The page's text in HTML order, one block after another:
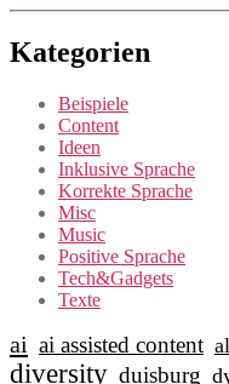
Kategorien
Beispiele
Content
Ideen
Inklusive Sprache
Korrekte Sprache
Misc
Music
Positive Sprache
Tech&Gadgets
Texte
ai ai assisted content
diversity duisburg